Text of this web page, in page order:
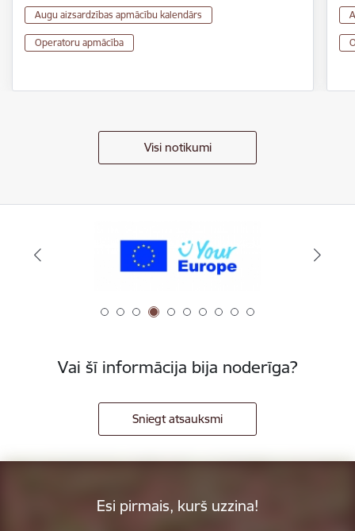
Augu aizsardzības apmācību kalendārs
Operatoru apmācība
Visi notikumi
Vai šī informācija bija noderīga?
Sniegt atsauksmi
Esi pirmais, kurš uzzina!